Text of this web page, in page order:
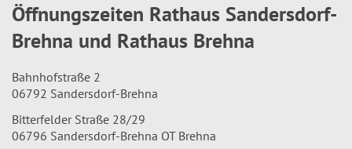
Öffnungszeiten Rathaus Sandersdorf-
Brehna und Rathaus Brehna
Bahnhofstraße 2
06792 Sandersdorf-Brehna
Bitterfelder Straße 28/29
06796 Sandersdorf-Brehna OT Brehna